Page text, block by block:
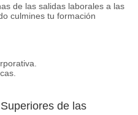
de las salidas laborales a las
culmines tu formación
de las